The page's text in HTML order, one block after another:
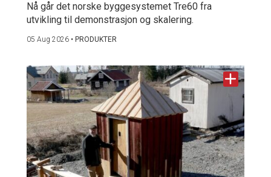
Nå går det norske byggesystemet Tre60 fra
utvikling til demonstrasjon og skalering.
05 Aug 2026 • PRODUKTER